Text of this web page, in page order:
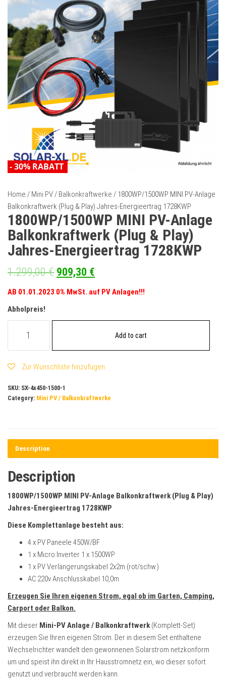
& PLAY) JAHRES-
ENERGIEERTRAG 1574KWP
- 30% RABATT
WÄRMEPUMPE 9.1KW-
220V/1 PHASE,
BAFA FÖRDERUNG, A+++
- 30% RABATT
- 30% RABATT
Home / Mini PV / Balkonkraftwerke / 1800WP/1500WP MINI PV-Anlage
Balkonkraftwerk (Plug & Play) Jahres-Energieertrag 1728KWP
1800WP/1500WP MINI PV-Anlage
Balkonkraftwerk (Plug & Play)
Jahres-Energieertrag 1728KWP
1.299,00€ 909,30 €
AB 01.01.2023 0% MwSt. auf PV Anlagen!!!
Abholpreis!
PV-
Anlage
(Plug
&
1728KWP
quantity
Add to cart
Zur Wunschliste hinzufügen
SKU: SX-4x450-1500-1
Category: Mini PV / Balkonkraftwerke
Description
Description
1800WP/1500WP MINI PV-Anlage Balkonkraftwerk (Plug & Play)
Jahres-Energieertrag 1728KWP
Diese Komplettanlage besteht aus:
4 x PV Paneele 450W/BF
1 x Micro Inverter 1 x 1500WP
1 x PV Verlängerungskabel 2x2m (rot/schw.)
AC 220v Anschlusskabel 10,0m
Erzeugen Sie Ihren eigenen Strom, egal ob im Garten, Camping,
Carport oder Balkon.
Mit dieser Mini-PV Anlage / Balkonkraftwerk(Komplett-Set)
erzeugen Sie Ihren eigenen Strom. Der in diesem Set enthaltene
Wechselrichter wandelt den gewonnenen Solarstrom netzkonform
um und speist ihn direkt in Ihr Hausstromnetz ein, wo dieser sofort
genutzt und verbraucht werden kann.